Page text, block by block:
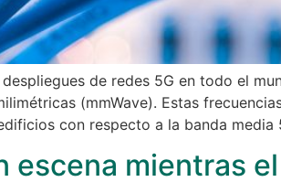
de redes 5G en todo el
(mmWave). Estas
con respecto a la banda media
escena mientras